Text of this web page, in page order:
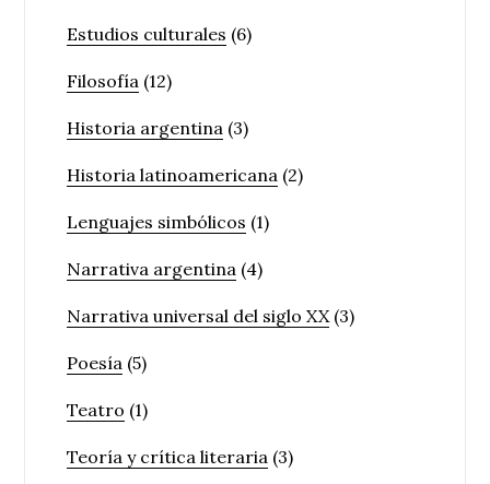
Estudios culturales (6)
Filosofía (12)
Historia argentina (3)
Historia latinoamericana (2)
Lenguajes simbólicos (1)
Narrativa argentina (4)
Narrativa universal del siglo XX(3)
Poesía (5)
Teatro (1)
Teoría y crítica literaria (3)